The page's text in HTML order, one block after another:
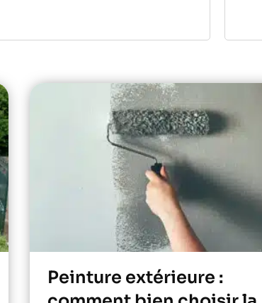
Peinture extérieure :